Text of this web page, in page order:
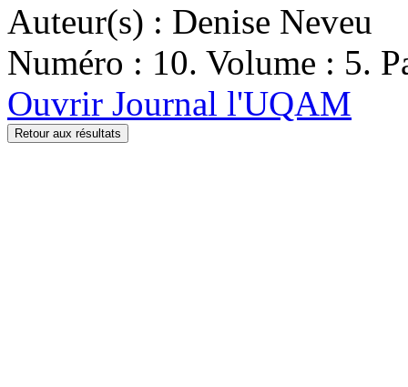
Auteur(s) : Denise Neveu
Numéro : 10. Volume : 5.
Ouvrir Journal l'UQAM
Retour aux résultats